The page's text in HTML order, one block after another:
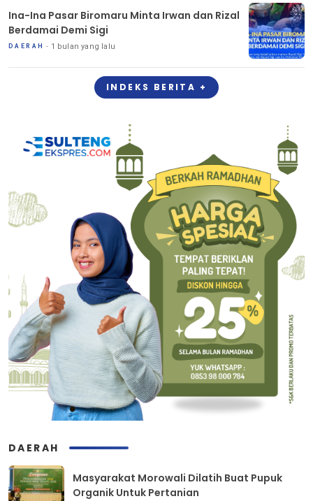
Ina-Ina Pasar Biromaru Minta Irwan dan Rizal
Berdamai Demi Sigi
DAERAH 1 bulan yang lalu
INDEKS BERITA +
DAERAH
Masyarakat Morowali Dilatih Buat Pupuk
Organik Untuk Pertanian